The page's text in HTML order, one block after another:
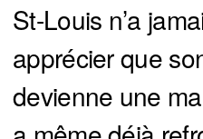
St-Louis n’a
apprécier que
devienne une